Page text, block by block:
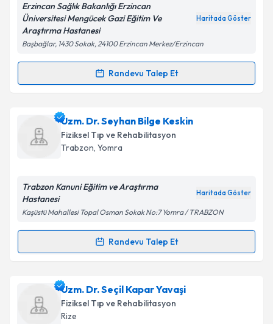
Kişisel verilerimin işlenmesine ilişkin
Metni'ni okudum ve kişisel verilerimin belirtilen
kapsamda işlenmesini kabul ediyorum.
Takvim Talebini Gönder
Erzincan Sağlık Bakanlığı Erzincan
Üniversitesi Mengücek Gazi Eğitim Ve
Araştırma Hastanesi
Haritada Göster
Başbağlar, 1430 Sokak, 24100 Erzincan Merkez/Erzincan
Randevu Talep Et
Randevu Takvimi Talebi
Uzm. Dr. Nurdagül Aktaşiçin randevu takvimi talebi
oluşturun. Size bu uzmandan randevu almanız için bir
takvim hazırlandığında e-posta ile bilgilendireceğiz.
Kişisel verilerimin işlenmesine ilişkinAydınlatma
'ni okudum ve kişisel verilerimin belirtilen
kapsamda işlenmesini kabul ediyorum.
Takvim Talebini Gönder
Uzm. Dr. Seyhan Bilge Keskin
Fiziksel Tıp ve Rehabilitasyon
Trabzon, Yomra
Trabzon Kanuni Eğitim ve Araştırma
Hastanesi
Haritada Göster
Kaşüstü Mahallesi Topal Osman Sokak No:7 Yomra / TRABZON
Randevu Talep Et
Randevu Takvimi Talebi
Uzm. Dr. Seyhan Bilge Keskiniçin randevu takvimi
talebi oluşturun. Size bu uzmandan randevu almanız
için bir takvim hazırlandığında e-posta ile
Uzm. Dr. Seçil Kapar Yavaşi
Fiziksel Tıp ve Rehabilitasyon
Rize